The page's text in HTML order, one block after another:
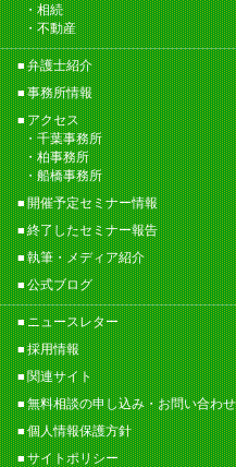
相続
不動産
弁護士紹介
事務所情報
アクセス
千葉事務所
柏事務所
船橋事務所
開催予定セミナー情報
終了したセミナー報告
執筆・メディア紹介
公式ブログ
ニュースレター
採用情報
関連サイト
無料相談の申し込み・お問い合わせ
個人情報保護方針
サイトポリシー